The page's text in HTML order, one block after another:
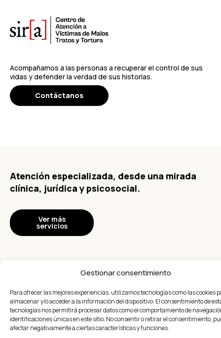
Gestionar consentimiento
Para ofrecer las mejores experiencias, utilizamos tecnologías como las cookies
almacenar y/o acceder a la información del dispositivo. El consentimiento de
tecnologías nos permitirá procesar datos como el comportamiento de
identificaciones únicas en este sitio. No consentir o retirar el consentimiento,
afectar negativamente a ciertas características y funciones.
Acompañamos a las personas a recuperar el control de sus
vidas y defender la verdad de sus historias.
Contáctanos
Atención especializada, desde una mirada
clínica, jurídica y psicosocial.
Ver más
servicios
Peritajes
Elaboramos peritajes médico-psicológicos,
asegurando siempre el acompañamiento